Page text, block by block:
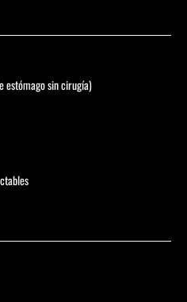
estómago sin cirugía)